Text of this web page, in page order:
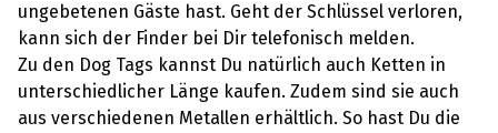
ungebetenen Gäste hast. Geht der Schlüssel verloren,
kann sich der Finder bei Dir telefonisch melden.
Zu den Dog Tags kannst Du natürlich auch Ketten in
unterschiedlicher Länge kaufen. Zudem sind sie auch
aus verschiedenen Metallen erhältlich. So hast Du die